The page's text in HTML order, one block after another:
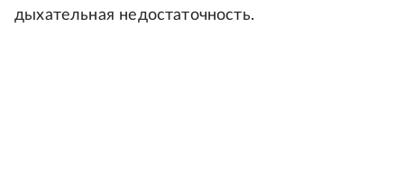
дыхательная недостаточность.